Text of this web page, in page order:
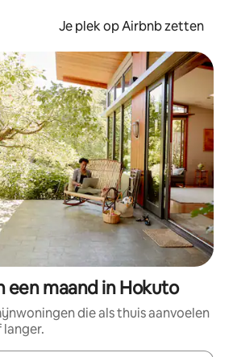
Je plek op Airbnb zetten
een maand in Hokuto
die als thuis aanvoelen
langer.